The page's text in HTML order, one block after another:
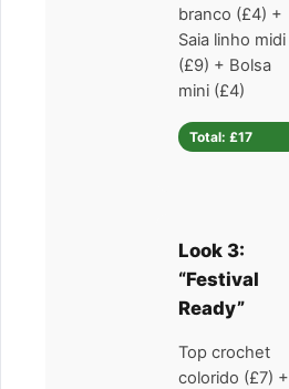
branco (£4) +
Saia linho midi
(£9) + Bolsa
mini (£4)
Total: £17
Look 3:
“Festival
Ready”
Top crochet
colorido (£7) +